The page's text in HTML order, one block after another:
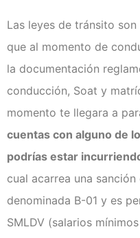
Las leyes de tránsito
que al momento de
la documentación
conducción, Soat y
momento te llegara a
cuentas con alguno de
podrías estar
cual acarrea una
denominada B-01 y es
SMLDV (salarios